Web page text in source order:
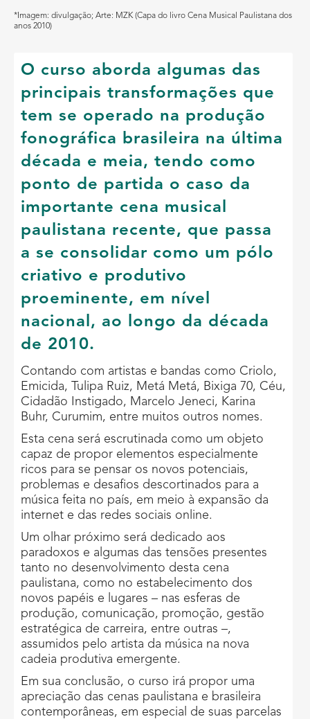
*Imagem: divulgação; Arte: MZK (Capa do livro Cena Musical Paulistana dos
anos 2010)
O curso aborda algumas das
principais transformações que
tem se operado na produção
fonográfica brasileira na última
década e meia, tendo como
ponto de partida o caso da
importante cena musical
paulistana recente, que passa
a se consolidar como um pólo
criativo e produtivo
proeminente, em nível
nacional, ao longo da década
de 2010.
Contando com artistas e bandas como Criolo,
Emicida, Tulipa Ruiz, Metá Metá, Bixiga 70, Céu,
Cidadão Instigado, Marcelo Jeneci, Karina
Buhr, Curumim, entre muitos outros nomes.
Esta cena será escrutinada como um objeto
capaz de propor elementos especialmente
ricos para se pensar os novos potenciais,
problemas e desafios descortinados para a
música feita no país, em meio à expansão da
internet e das redes sociais online.
Um olhar próximo será dedicado aos
paradoxos e algumas das tensões presentes
tanto no desenvolvimento desta cena
paulistana, como no estabelecimento dos
novos papéis e lugares – nas esferas de
produção, comunicação, promoção, gestão
estratégica de carreira, entre outras –,
assumidos pelo artista da música na nova
cadeia produtiva emergente.
Em sua conclusão, o curso irá propor uma
apreciação das cenas paulistana e brasileira
contemporâneas, em especial de suas parcelas